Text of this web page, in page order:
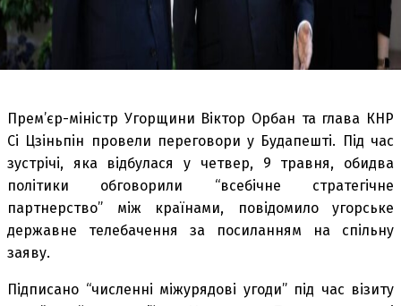
Прем’єр-міністр Угорщини Віктор Орбан та глава КНР
Сі Цзіньпін провели переговори у Будапешті. Під час
зустрічі, яка відбулася у четвер, 9 травня, обидва
політики обговорили “всебічне стратегічне
партнерство” між країнами, повідомило угорське
державне телебачення за посиланням на спільну
заяву.
Підписано “численні міжурядові угоди” під час візиту